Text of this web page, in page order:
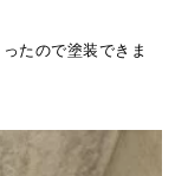
たので塗装できま